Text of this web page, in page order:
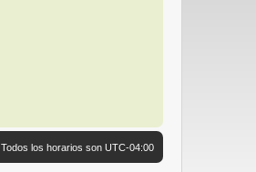
Todos los horarios son UTC-04:00